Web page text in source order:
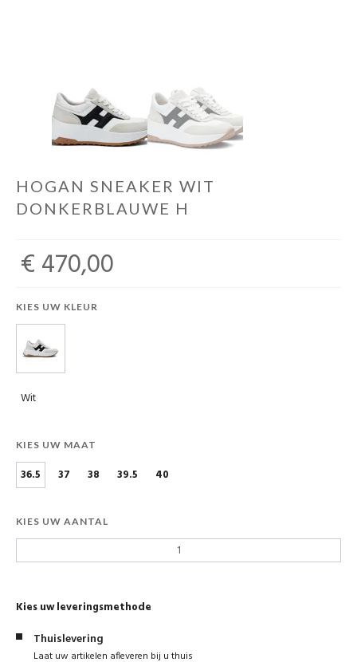
HOGAN SNEAKER WIT
DONKERBLAUWE H
€ 470,00
KIES UW KLEUR
Wit
KIES UW MAAT
36.5 37 38 39.5 40
KIES UW AANTAL
Kies uw leveringsmethode
Thuislevering
Laat uw artikelen afleveren bij u thuis